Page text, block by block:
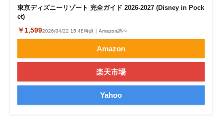
東京ディズニーリゾート 完全ガイド 2026-2027 (Disney in Pock
et)
￥1,5992026/04/22 15:48時点｜Amazon調べ
Amazon
楽天市場
Yahoo